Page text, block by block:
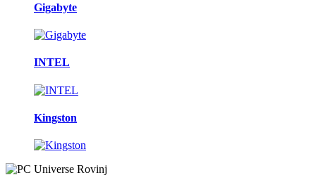
Gigabyte
INTEL
Kingston